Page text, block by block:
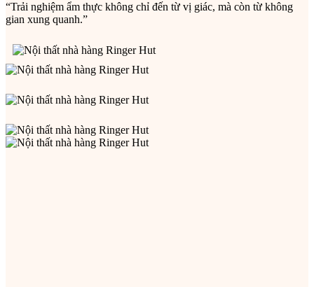
“Trải nghiệm ẩm thực không chỉ đến từ vị giác, mà còn từ không
gian xung quanh.”